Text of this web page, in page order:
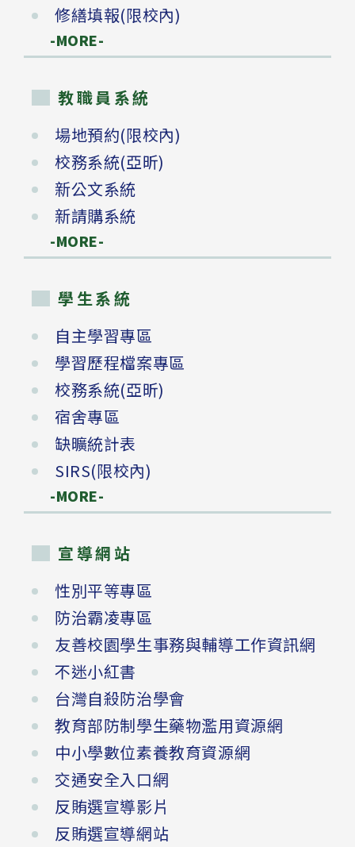
修繕填報(限校內)
-MORE-
教職員系統
場地預約(限校內)
校務系統(亞昕)
新公文系統
新請購系統
-MORE-
學生系統
自主學習專區
學習歷程檔案專區
校務系統(亞昕)
宿舍專區
缺曠統計表
SIRS(限校內)
-MORE-
宣導網站
性別平等專區
防治霸凌專區
友善校園學生事務與輔導工作資訊網
不迷小紅書
台灣自殺防治學會
教育部防制學生藥物濫用資源網
中小學數位素養教育資源網
交通安全入口網
反賄選宣導影片
反賄選宣導網站